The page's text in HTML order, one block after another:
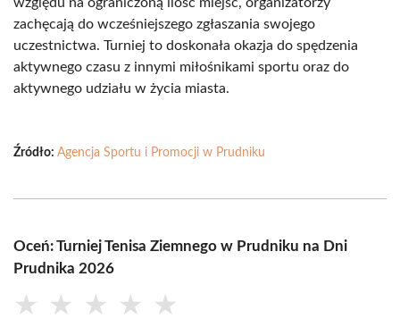
zachęcają do wcześniejszego zgłaszania swojego
uczestnictwa. Turniej to doskonała okazja do spędzenia
aktywnego czasu z innymi miłośnikami sportu oraz do
aktywnego udziału w życia miasta.
Źródło: Agencja Sportu i Promocji w Prudniku
Oceń: Turniej Tenisa Ziemnego w Prudniku na Dni
Prudnika 2026
★ ★ ★ ★ ★